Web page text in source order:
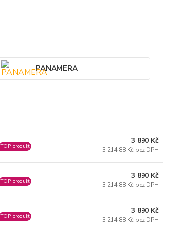
PANAMERA
TOP produkt
3 890 Kč
3 214,88 Kč bez DPH
TOP produkt
3 890 Kč
3 214,88 Kč bez DPH
TOP produkt
3 890 Kč
3 214,88 Kč bez DPH